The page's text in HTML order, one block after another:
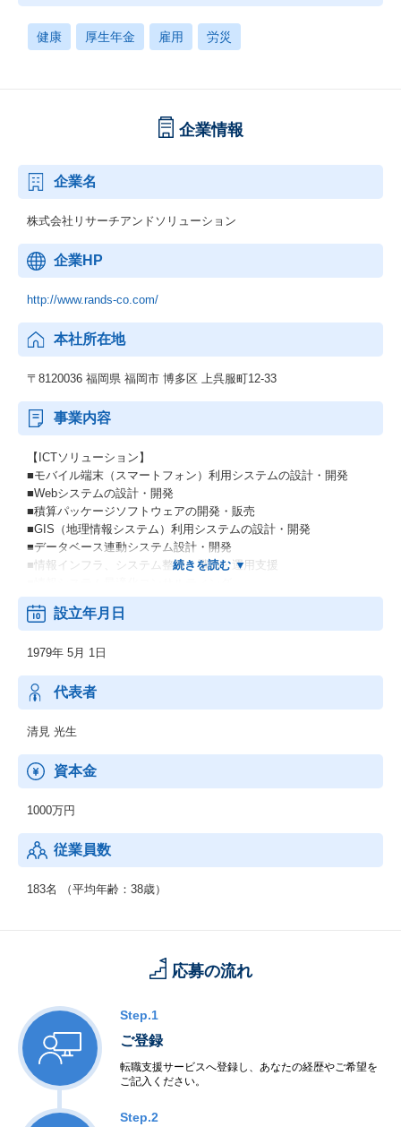
健康 厚生年金 雇用 労災
企業情報
企業名
株式会社リサーチアンドソリューション
企業HP
http://www.rands-co.com/
本社所在地
〒8120036 福岡県 福岡市 博多区 上呉服町12-33
事業内容
【ICTソリューション】
■モバイル端末（スマートフォン）利用システムの設計・開発
■Webシステムの設計・開発
■積算パッケージソフトウェアの開発・販売
■GIS（地理情報システム）利用システムの設計・開発
■データベース連動システム設計・開発
■情報インフラ、システム整備・構築・運用支援
■データ入力、データ集計・分析
■各種ハードウェアの販売
【ビジネスワークソリューション】
■総務経理・企画運営サポート（人事、社保、給与、出納、財務
等）
■車両管理運用支援
■ドライブレコーダー・テレマティクスサービス分析支援
■採用選考支援、昇進/昇格選考支援
■人事考課制度構築・運用支援
設立年月日
1979年 5月 1日
代表者
清見 光生
資本金
1000万円
従業員数
183名 （平均年齢：38歳）
応募の流れ
Step.1
ご登録
転職支援サービスへ登録し、あなたの経歴やご希望を
ご記入ください。
Step.2